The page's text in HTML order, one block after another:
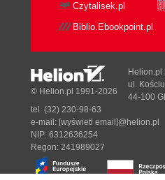
Czytalisek.pl
Biblio.Ebookpoint.pl
© Helion.pl 1991-2026
Helion.pl
ul.
44-100
tel. (32) 230-98-63
e-mail: [wyświetl email]@helion.pl
NIP: 6312636254
Regon: 241989027